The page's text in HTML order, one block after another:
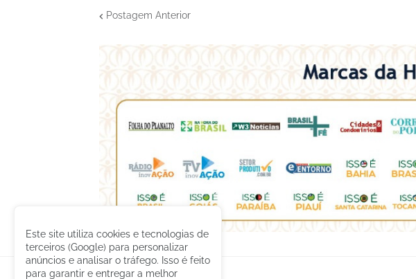
Postagem Anterior
Este site utiliza cookies e tecnologias de
terceiros (Google) para personalizar
anúncios e analisar o tráfego. Isso é feito
para garantir e entregar a melhor